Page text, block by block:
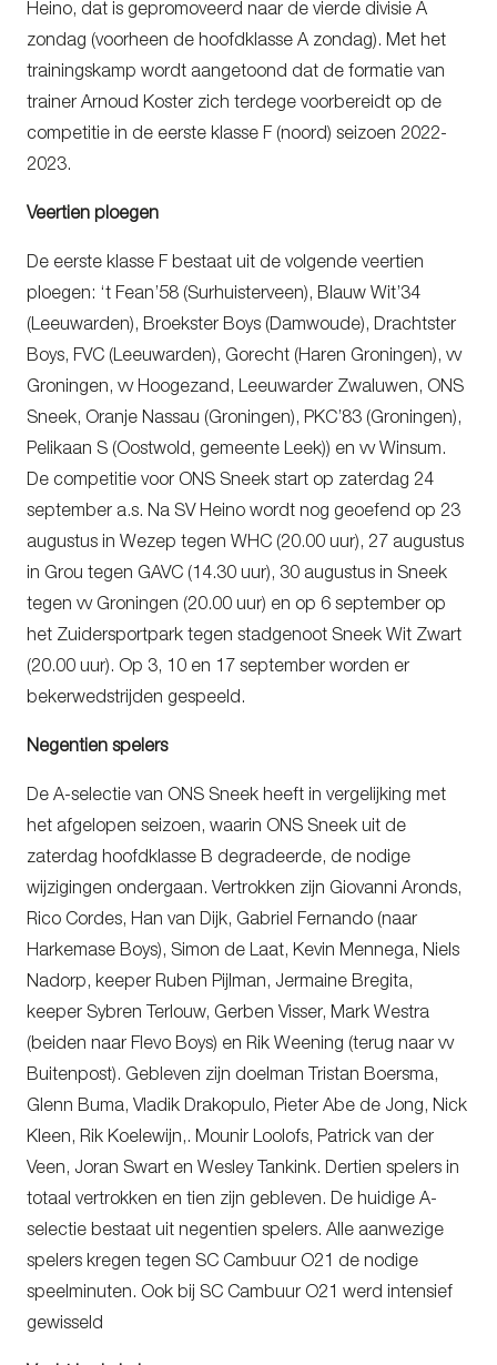
Heino, dat is gepromoveerd naar de vierde divisie A
zondag (voorheen de hoofdklasse A zondag). Met het
trainingskamp wordt aangetoond dat de formatie van
trainer Arnoud Koster zich terdege voorbereidt op de
competitie in de eerste klasse F (noord) seizoen 2022-
2023.
Veertien ploegen
De eerste klasse F bestaat uit de volgende veertien
ploegen: ‘t Fean’58 (Surhuisterveen), Blauw Wit’34
(Leeuwarden), Broekster Boys (Damwoude), Drachtster
Boys, FVC (Leeuwarden), Gorecht (Haren Groningen), vv
Groningen, vv Hoogezand, Leeuwarder Zwaluwen, ONS
Sneek, Oranje Nassau (Groningen), PKC’83 (Groningen),
Pelikaan S (Oostwold, gemeente Leek)) en vv Winsum.
De competitie voor ONS Sneek start op zaterdag 24
september a.s. Na SV Heino wordt nog geoefend op 23
augustus in Wezep tegen WHC (20.00 uur), 27 augustus
in Grou tegen GAVC (14.30 uur), 30 augustus in Sneek
tegen vv Groningen (20.00 uur) en op 6 september op
het Zuidersportpark tegen stadgenoot Sneek Wit Zwart
(20.00 uur). Op 3, 10 en 17 september worden er
bekerwedstrijden gespeeld.
Negentien spelers
De A-selectie van ONS Sneek heeft in vergelijking met
het afgelopen seizoen, waarin ONS Sneek uit de
zaterdag hoofdklasse B degradeerde, de nodige
wijzigingen ondergaan. Vertrokken zijn Giovanni Aronds,
Rico Cordes, Han van Dijk, Gabriel Fernando (naar
Harkemase Boys), Simon de Laat, Kevin Mennega, Niels
Nadorp, keeper Ruben Pijlman, Jermaine Bregita,
keeper Sybren Terlouw, Gerben Visser, Mark Westra
(beiden naar Flevo Boys) en Rik Weening (terug naar vv
Buitenpost). Gebleven zijn doelman Tristan Boersma,
Glenn Buma, Vladik Drakopulo, Pieter Abe de Jong, Nick
Kleen, Rik Koelewijn,. Mounir Loolofs, Patrick van der
Veen, Joran Swart en Wesley Tankink. Dertien spelers in
totaal vertrokken en tien zijn gebleven. De huidige A-
selectie bestaat uit negentien spelers. Alle aanwezige
spelers kregen tegen SC Cambuur O21 de nodige
speelminuten. Ook bij SC Cambuur O21 werd intensief
gewisseld